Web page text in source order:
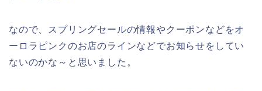
なので、スプリングセールの情報やクーポンなどをオ
ーロラピンクのお店のラインなどでお知らせをしてい
ないのかな～と思いました。